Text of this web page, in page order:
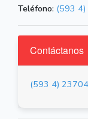
Teléfono: (593
Contáctanos
(593 4)